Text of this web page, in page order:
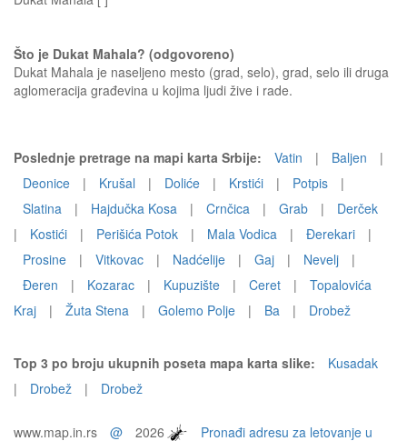
Što je Dukat Mahala? (odgovoreno)
Dukat Mahala je naseljeno mesto (grad, selo), grad, selo ili druga
aglomeracija građevina u kojima ljudi žive i rade.
Poslednje pretrage na mapi karta Srbije: Vatin | Baljen
|
Deonice
| Krušal | Doliće | Krstići | Potpis
|
Slatina
| Hajdučka Kosa | Crnčica | Grab |
Derček
|
Kostići | Perišića Potok | Mala Vodica | Ðerekari
|
Prosine
| Vitkovac | Nadćelije | Gaj | Nevelj
|
Ðeren
| Kozarac | Kupuzište | Ceret |
Topalovića
Kraj
| Žuta Stena | Golemo Polje | Ba | Drobež
Top 3 po broju ukupnih poseta mapa karta slike:
Kusadak
|
Drobež | Drobež
www.map.in.rs @ 2026
Pronađi adresu za letovanje u